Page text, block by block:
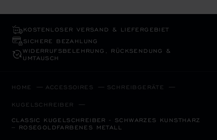
KOSTENLOSER VERSAND & LIEFERGEBIET
SICHERE BEZAHLUNG
WIDERRUFS­BELEHRUNG, RÜCKSENDUNG &
UMTAUSCH
HOME ACCESSOIRES SCHREIBGERÄTE
KUGELSCHREIBER
CLASSIC KUGELSCHREIBER - SCHWARZES KUNSTHARZ
– ROSEGOLDFARBENES METALL